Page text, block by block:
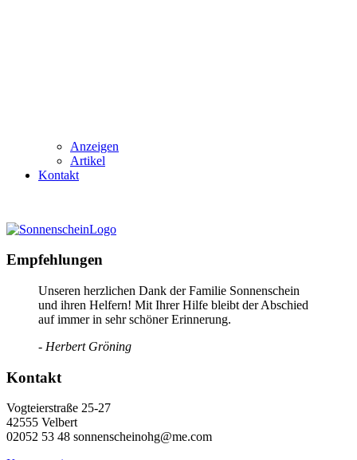
Anzeigen
Artikel
Kontakt
Empfehlungen
Unseren herzlichen Dank der Familie Sonnenschein
und ihren Helfern! Mit Ihrer Hilfe bleibt der Abschied
auf immer in sehr schöner Erinnerung.
- Herbert Gröning
Kontakt
Vogteierstraße 25-27
42555 Velbert
02052 53 48 sonnenscheinohg@me.com